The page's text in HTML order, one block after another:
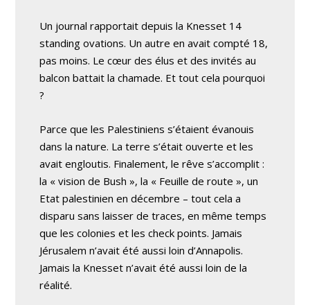
Un journal rapportait depuis la Knesset 14
standing ovations. Un autre en avait compté 18,
pas moins. Le cœur des élus et des invités au
balcon battait la chamade. Et tout cela pourquoi
?
Parce que les Palestiniens s’étaient évanouis
dans la nature. La terre s’était ouverte et les
avait engloutis. Finalement, le rêve s’accomplit :
la « vision de Bush », la « Feuille de route », un
Etat palestinien en décembre – tout cela a
disparu sans laisser de traces, en même temps
que les colonies et les check points. Jamais
Jérusalem n’avait été aussi loin d’Annapolis.
Jamais la Knesset n’avait été aussi loin de la
réalité.